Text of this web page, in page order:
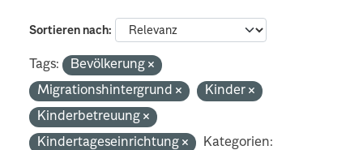
Sortieren nach
Tags:
Bevölkerung
Migrationshintergrund
Kinder
Kinderbetreuung
Kindertageseinrichtung
Kategorien: